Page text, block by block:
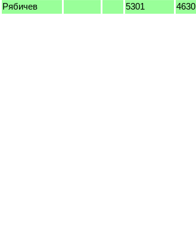
Рябичев 5301 4630